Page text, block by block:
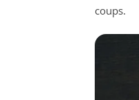
coups.